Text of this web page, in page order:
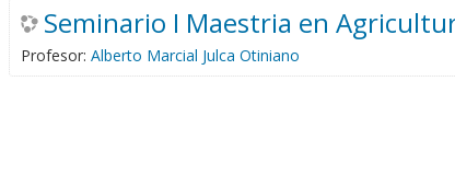
Seminario I Maestria en
Profesor: Alberto Marcial Julca Otiniano